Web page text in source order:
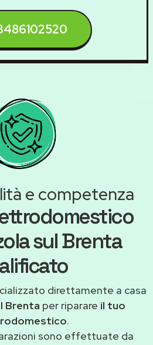
e competenza
sul Brenta
direttamente a casa
Brenta per riparare il tuo
.
sono effettuate da